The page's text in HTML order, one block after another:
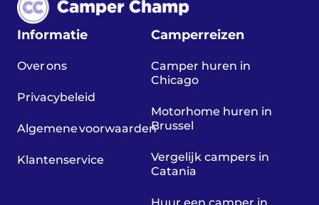
Informatie
Over ons
Privacybeleid
Algemene voorwaarden
Klantenservice
Camperreizen
Camper huren in
Chicago
Motorhome huren in
Brussel
Vergelijk campers in
Catania